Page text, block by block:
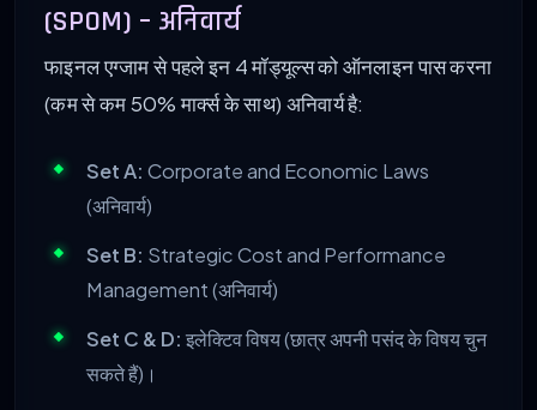
(SPOM) – अनिवार्य
फाइनल एग्जाम से पहले इन 4 मॉड्यूल्स को ऑनलाइन पास करना
(कम से कम 50% मार्क्स के साथ) अनिवार्य है:
Set A: Corporate and Economic Laws
(अनिवार्य)
Set B: Strategic Cost and Performance
Management (अनिवार्य)
Set C & D: इलेक्टिव विषय (छात्र अपनी पसंद के विषय चुन
सकते हैं)।